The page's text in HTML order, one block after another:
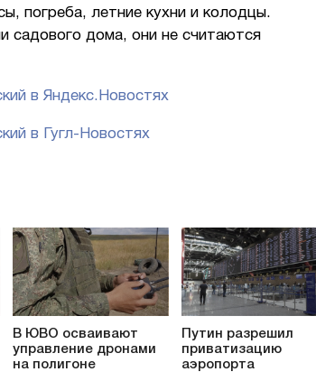
погреба, летние кухни и колодцы.
садового дома, они не считаются
в Яндекс.Новостях
в Гугл-Новостях
В ЮВО осваивают
управление дронами
на полигоне
Путин разрешил
приватизацию
аэропорта